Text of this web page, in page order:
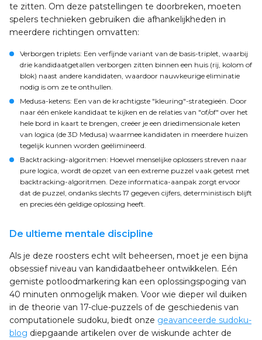
te zitten. Om deze patstellingen te doorbreken, moeten
spelers technieken gebruiken die afhankelijkheden in
meerdere richtingen omvatten:
Verborgen triplets: Een verfijnde variant van de basis-triplet, waarbij
drie kandidaatgetallen verborgen zitten binnen een huis (rij, kolom of
blok) naast andere kandidaten, waardoor nauwkeurige eliminatie
nodig is om ze te onthullen.
Medusa-ketens: Een van de krachtigste "kleuring"-strategieën. Door
naar één enkele kandidaat te kijken en de relaties van "of/of" over het
hele bord in kaart te brengen, creëer je een driedimensionale keten
van logica (de 3D Medusa) waarmee kandidaten in meerdere huizen
tegelijk kunnen worden geëlimineerd.
Backtracking-algoritmen: Hoewel menselijke oplossers streven naar
pure logica, wordt de opzet van een extreme puzzel vaak getest met
backtracking-algoritmen. Deze informatica-aanpak zorgt ervoor
dat de puzzel, ondanks slechts 17 gegeven cijfers, deterministisch blijft
en precies één geldige oplossing heeft.
De ultieme mentale discipline
Als je deze roosters echt wilt beheersen, moet je een bijna
obsessief niveau van kandidaatbeheer ontwikkelen. Eén
gemiste potloodmarkering kan een oplossingspoging van
40 minuten onmogelijk maken. Voor wie dieper wil duiken
in de theorie van 17-clue-puzzels of de geschiedenis van
computationele sudoku, biedt onze geavanceerde sudoku-
blog diepgaande artikelen over de wiskunde achter de